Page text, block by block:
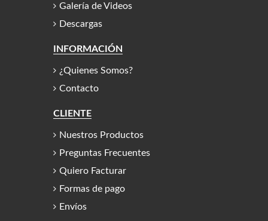
Galería de Videos
Descargas
INFORMACIÓN
¿Quienes Somos?
Contacto
CLIENTE
Nuestros Productos
Preguntas Frecuentes
Quiero Facturar
Formas de pago
Envíos